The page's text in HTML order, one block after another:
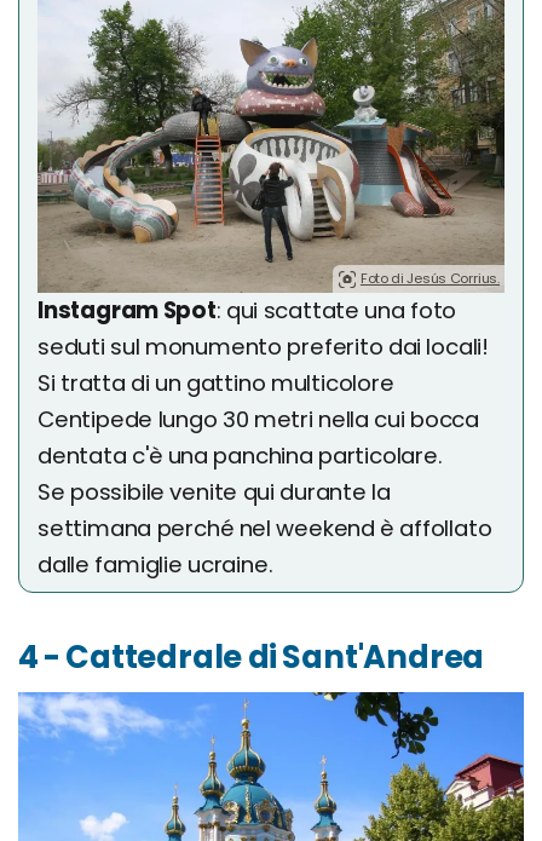
Foto di Jesús Corrius.
Instagram Spot: qui scattate una foto
seduti sul monumento preferito dai locali!
Si tratta di un gattino multicolore
Centipede lungo 30 metri nella cui bocca
dentata c'è una panchina particolare.
Se possibile venite qui durante la
settimana perché nel weekend è affollato
dalle famiglie ucraine.
4 - Cattedrale di Sant'Andrea